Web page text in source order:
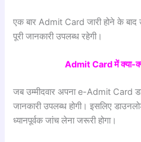
एक बार Admit Card जारी होने के बाद
पूरी जानकारी उपलब्ध रहेगी।
Admit Cardमेंक्या-
जब उम्मीदवार अपना e-Admit Card
जानकारी उपलब्ध होगी। इसलिए
ध्यानपूर्वक जांच लेना जरूरी होगा।